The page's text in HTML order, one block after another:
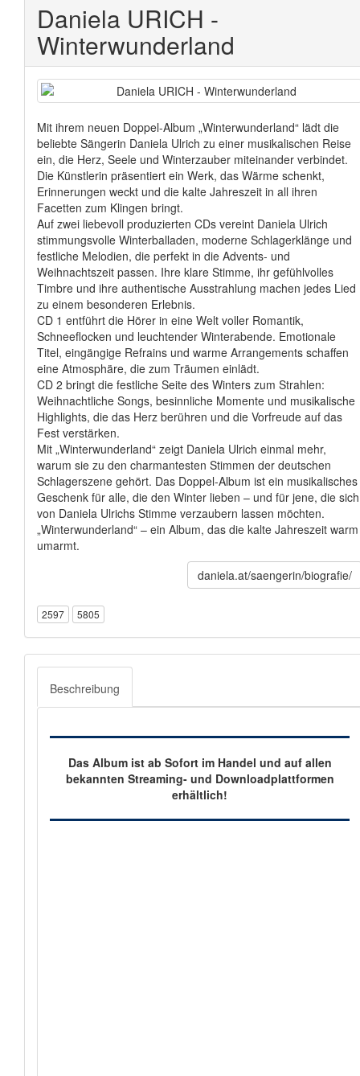
Daniela URICH -
Winterwunderland
Mit ihrem neuen Doppel-Album „Winterwunderland“ lädt die
beliebte Sängerin Daniela Ulrich zu einer musikalischen Reise
ein, die Herz, Seele und Winterzauber miteinander verbindet.
Die Künstlerin präsentiert ein Werk, das Wärme schenkt,
Erinnerungen weckt und die kalte Jahreszeit in all ihren
Facetten zum Klingen bringt.
Auf zwei liebevoll produzierten CDs vereint Daniela Ulrich
stimmungsvolle Winterballaden, moderne Schlagerklänge und
festliche Melodien, die perfekt in die Advents- und
Weihnachtszeit passen. Ihre klare Stimme, ihr gefühlvolles
Timbre und ihre authentische Ausstrahlung machen jedes Lied
zu einem besonderen Erlebnis.
CD 1 entführt die Hörer in eine Welt voller Romantik,
Schneeflocken und leuchtender Winterabende. Emotionale
Titel, eingängige Refrains und warme Arrangements schaffen
eine Atmosphäre, die zum Träumen einlädt.
CD 2 bringt die festliche Seite des Winters zum Strahlen:
Weihnachtliche Songs, besinnliche Momente und musikalische
Highlights, die das Herz berühren und die Vorfreude auf das
Fest verstärken.
Mit „Winterwunderland“ zeigt Daniela Ulrich einmal mehr,
warum sie zu den charmantesten Stimmen der deutschen
Schlagerszene gehört. Das Doppel-Album ist ein musikalisches
Geschenk für alle, die den Winter lieben – und für jene, die sich
von Daniela Ulrichs Stimme verzaubern lassen möchten.
„Winterwunderland“ – ein Album, das die kalte Jahreszeit warm
umarmt.
daniela.at/saengerin/biografie/
2597 5805
Beschreibung
Das Album ist ab Sofortim Handel und auf allen
bekannten Streaming- und Downloadplattformen
erhältlich!